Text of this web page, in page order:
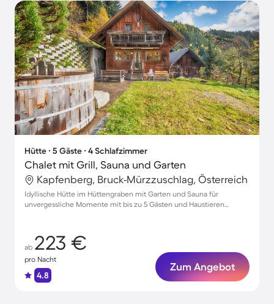
Hütte ∙ 5 Gäste ∙ 4 Schlafzimmer
Chalet mit Grill, Sauna und Garten
Kapfenberg, Bruck-Mürzzuschlag, Österreich
Idyllische Hütte im Hüttengraben mit Garten und Sauna für
unvergessliche Momente mit bis zu 5 Gästen und Haustieren
ab 223 €
pro Nacht
4.8
Zum Angebot